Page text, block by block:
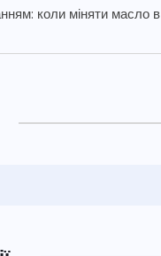
коли міняти масло в